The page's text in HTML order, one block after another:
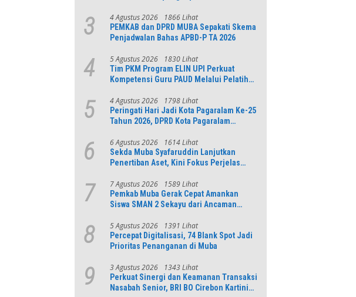
3 4 Agustus 2026 1866 Lihat
PEMKAB dan DPRD MUBA Sepakati Skema
Penjadwalan Bahas APBD-P TA 2026
4 5 Agustus 2026 1830 Lihat
Tim PKM Program ELIN UPI Perkuat
Kompetensi Guru PAUD Melalui Pelatihan
Numerasi
5 4 Agustus 2026 1798 Lihat
Peringati Hari Jadi Kota Pagaralam Ke-25
Tahun 2026, DPRD Kota Pagaralam
6 6 Agustus 2026 1614 Lihat
Sekda Muba Syafaruddin Lanjutkan
Penertiban Aset, Kini Fokus Perjelas
7 7 Agustus 2026 1589 Lihat
Pemkab Muba Gerak Cepat Amankan
Siswa SMAN 2 Sekayu dari Ancaman
8 5 Agustus 2026 1391 Lihat
Percepat Digitalisasi, 74 Blank Spot Jadi
Prioritas Penanganan di Muba
9 3 Agustus 2026 1343 Lihat
Perkuat Sinergi dan Keamanan Transaksi
Nasabah Senior, BRI BO Cirebon Kartini